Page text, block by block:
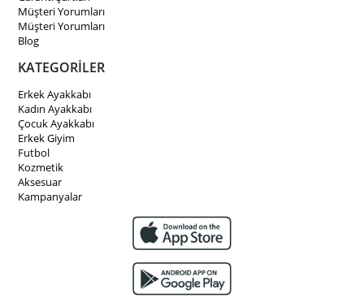
Müşteri Yorumları
Müşteri Yorumları
Blog
KATEGORİLER
Erkek Ayakkabı
Kadın Ayakkabı
Çocuk Ayakkabı
Erkek Giyim
Futbol
Kozmetik
Aksesuar
Kampanyalar